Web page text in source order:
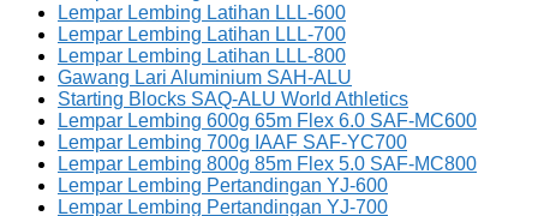
Lempar Lembing Latihan LLL-600
Lempar Lembing Latihan LLL-700
Lempar Lembing Latihan LLL-800
Gawang Lari Aluminium SAH-ALU
Starting Blocks SAQ-ALU World Athletics
Lempar Lembing 600g 65m Flex 6.0 SAF-MC600
Lempar Lembing 700g IAAF SAF-YC700
Lempar Lembing 800g 85m Flex 5.0 SAF-MC800
Lempar Lembing Pertandingan YJ-600
Lempar Lembing Pertandingan YJ-700